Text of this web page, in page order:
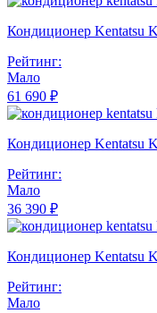
Кондиционер Kentatsu
Рейтинг:
Мало
61 690 ₽
Кондиционер Kentatsu
Рейтинг:
Мало
36 390 ₽
Кондиционер Kentatsu
Рейтинг:
Мало